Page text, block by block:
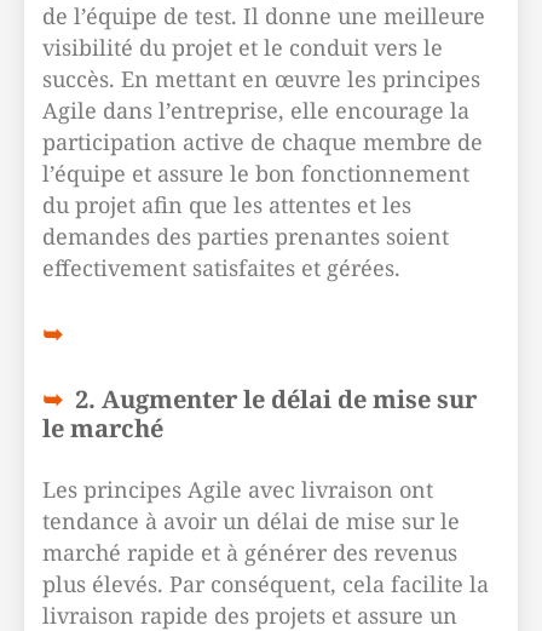
de l’équipe de test. Il donne une meilleure
visibilité du projet et le conduit vers le
succès. En mettant en œuvre les principes
Agile dans l’entreprise, elle encourage la
participation active de chaque membre de
l’équipe et assure le bon fonctionnement
du projet afin que les attentes et les
demandes des parties prenantes soient
effectivement satisfaites et gérées.
2. Augmenter le délai de mise sur
le marché
Les principes Agile avec livraison ont
tendance à avoir un délai de mise sur le
marché rapide et à générer des revenus
plus élevés. Par conséquent, cela facilite la
livraison rapide des projets et assure un